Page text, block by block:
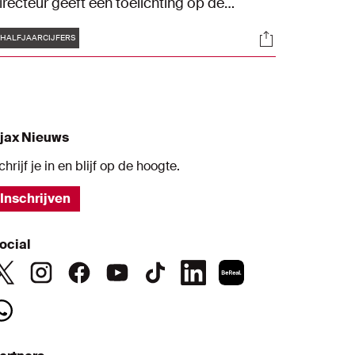
2020.
Socials
Nieuws
je in en blijf op de hoogte.
Inschrijven